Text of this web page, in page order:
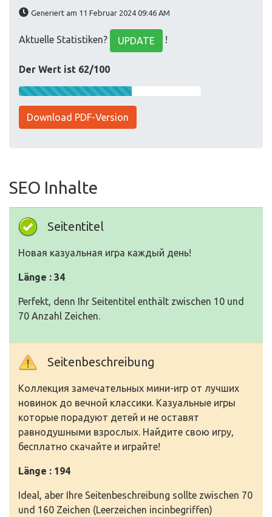
Generiert am 11 Februar 2024 09:46 AM
Aktuelle Statistiken? UPDATE !
Der Wert ist 62/100
Download PDF-Version
SEO Inhalte
Seitentitel
Новая казуальная игра каждый день!
Länge : 34
Perfekt, denn Ihr Seitentitel enthält zwischen 10 und
70 Anzahl Zeichen.
Seitenbeschreibung
Коллекция замечательных мини-игр от лучших
новинок до вечной классики. Казуальные игры
которые порадуют детей и не оставят
равнодушными взрослых. Найдите свою игру,
бесплатно скачайте и играйте!
Länge : 194
Ideal, aber Ihre Seitenbeschreibung sollte zwischen 70
und 160 Zeichen (Leerzeichen incinbegriffen)